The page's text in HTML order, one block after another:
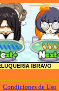
IBRAVO
Condiciones de Uso